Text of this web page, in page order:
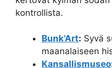
kontrollista.
Bunk’Art: Syvä
maanalaiseen
Kansallismuseo